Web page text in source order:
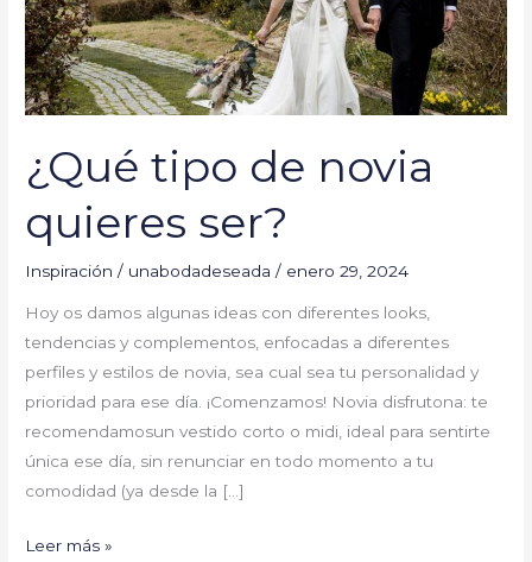
¿Qué tipo de novia
quieres ser?
Inspiración / unabodadeseada/ enero 29, 2024
Hoy os damos algunas ideas con diferentes looks,
tendencias y complementos, enfocadas a diferentes
perfiles y estilos de novia, sea cual sea tu personalidad y
prioridad para ese día. ¡Comenzamos! Novia disfrutona: te
recomendamosun vestido corto o midi, ideal para sentirte
única ese día, sin renunciar en todo momento a tu
comodidad (ya desde la […]
ser?
Leer más »